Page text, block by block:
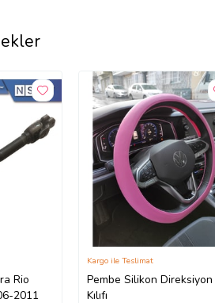
Rio
2011
Pembe Silikon Direksiyon
Kılıfı
Kargo ile Teslimat